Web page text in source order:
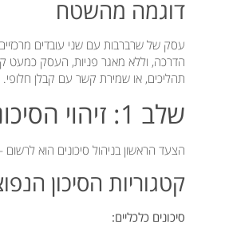
דוגמה מהשטח
עסק של שרברבות עם שני עובדים
הדרכה, וללא מאגר פניות, העסק כמעט
תהליכים, או שמירת קשר עם קבלן חלופי.
שלב 1: זיהוי הסיכונים בעסק שלכם
הצעד הראשון בניהול סיכונים הוא
קטגוריות הסיכון
סיכונים כלכליים: